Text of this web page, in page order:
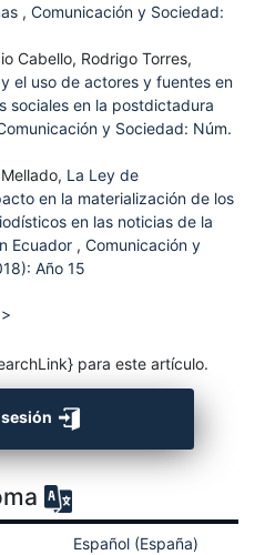
, Comunicación y Sociedad:
Cabello, Rodrigo Torres,
el uso de actores y fuentes en
sociales en la postdictadura
y Sociedad: Núm.
La Ley de
en la materialización de los
en las noticias de la
Ecuador , Comunicación y
Año 15
para este artículo.
Español (España)